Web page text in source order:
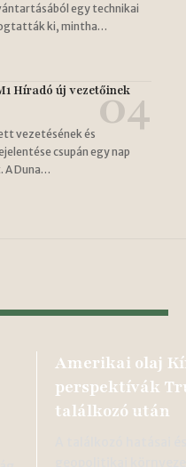
egy technikai
ki, mintha…
Híradó új vezetőinek
vezetésének és
csupán egy nap
A Duna…
Amerikai olaj
perspektívák
találkozó után